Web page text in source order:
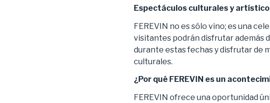
Espectáculos culturales y
FEREVIN no es sólo vino; es una
visitantes podrán disfrutar además
durante estas fechas y disfrutar de
culturales.
¿Por qué FEREVIN es un
FEREVIN ofrece una oportunidad